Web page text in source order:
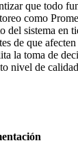
que todo
como
del sistema en
de que
la toma de
nivel de